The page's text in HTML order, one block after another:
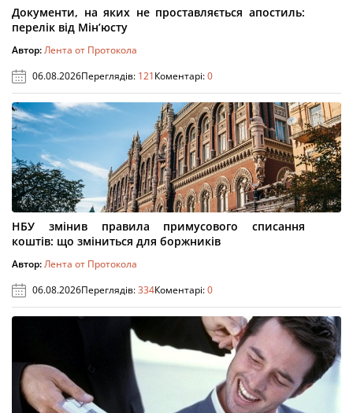
Документи, на яких не проставляється апостиль:
перелік від Мін’юсту
Автор:Лента от Протокола
06.08.2026Переглядів: 121Коментарі:0
НБУ змінив правила примусового списання
коштів: що зміниться для боржників
Автор:Лента от Протокола
06.08.2026Переглядів:334Коментарі:0